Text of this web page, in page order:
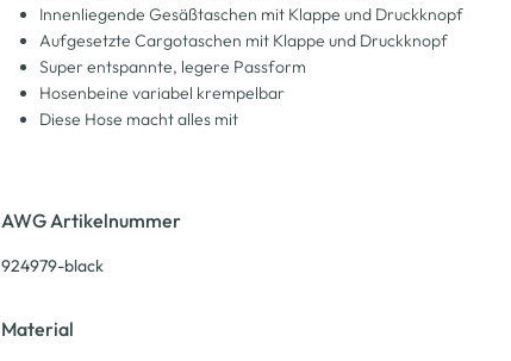
Innenliegende Gesäßtaschen mit Klappe und Druckknopf
Aufgesetzte Cargotaschen mit Klappe und Druckknopf
Super entspannte, legere Passform
Hosenbeine variabel krempelbar
Diese Hose macht alles mit
AWG Artikelnummer
924979-black
Material